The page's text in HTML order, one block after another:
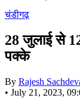
चंडीगढ़
28 जुलाई से
पक्के
By Rajesh
• July 21, 2023,